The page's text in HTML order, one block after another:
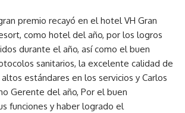
premio recayó en el hotel VH Gran
como hotel del año, por los logros
durante el año, así como el buen
sanitarios, la excelente calidad de
estándares en los servicios y Carlos
Gerente del año, Por el buen
funciones y haber logrado el